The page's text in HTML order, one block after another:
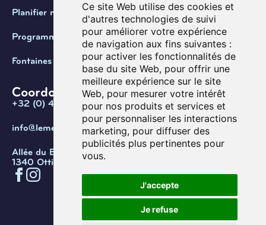
Ce site Web utilise des cookies et
d'autres technologies de suivi
pour améliorer votre expérience
de navigation aux fins suivantes :
pour activer les fonctionnalités de
base du site Web, pour offrir une
meilleure expérience sur le site
Web, pour mesurer votre intérêt
pour nos produits et services et
pour personnaliser les interactions
marketing, pour diffuser des
publicités plus pertinentes pour
vous.
J'accepte
Je refuse
Planifier ma visite
Programmation
Fontaines de Belgique
Coordonnées
+32 (0) 470 / 67.20.55
info@lemef.be
Allée du Bois des Rêves 1,
1340 Ottignies-Louvain-la-Neuve
Confidentialité
Cookies
Conditions d'utilisation